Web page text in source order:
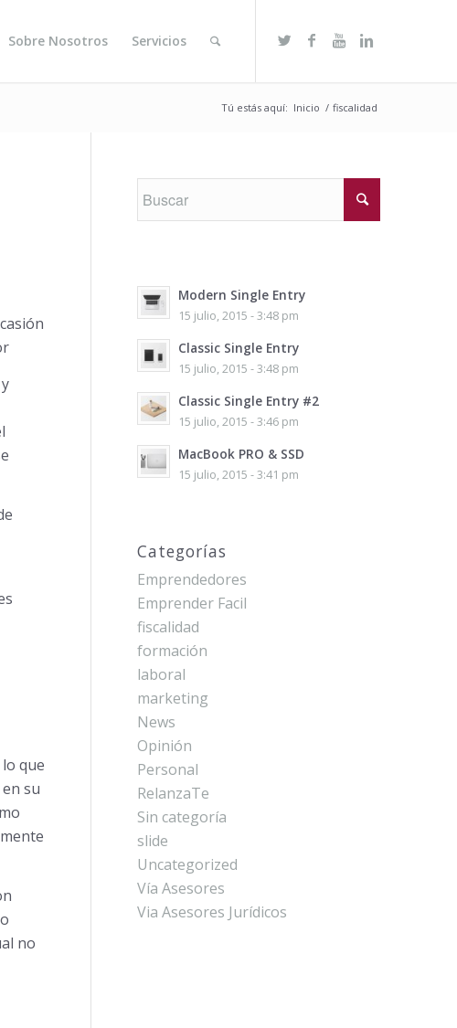
Sobre Nosotros Servicios
Tú estás aquí: Inicio / fiscalidad
que
su
no
Modern Single Entry
15 julio, 2015 - 3:48 pm
Classic Single Entry
15 julio, 2015 - 3:48 pm
Classic Single Entry #2
15 julio, 2015 - 3:46 pm
MacBook PRO & SSD
15 julio, 2015 - 3:41 pm
Categorías
Emprendedores
Emprender Facil
fiscalidad
formación
laboral
marketing
News
Opinión
Personal
RelanzaTe
Sin categoría
slide
Uncategorized
Vía Asesores
Via Asesores Jurídicos